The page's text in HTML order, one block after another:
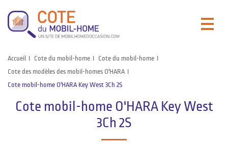
Accueil Cote du mobil-home
Cote du mobil-home
Cote des modèles des mobil-homes O'HARA
Cote mobil-home O'HARA Key West 3Ch 2S
Cote mobil-home O'HARA Key West
3Ch 2S